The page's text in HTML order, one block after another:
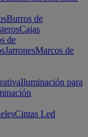
Burros de
Cajas
de
JarronesMarcos de
Iluminación para
Cintas Led